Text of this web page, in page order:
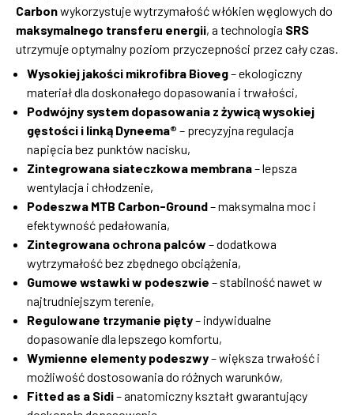
Carbonwykorzystuje wytrzymałość włókien węglowych do
maksymalnego transferu energii, a technologia SRS
utrzymuje optymalny poziom przyczepności przez cały czas.
Wysokiej jakości mikrofibra Bioveg– ekologiczny
materiał dla doskonałego dopasowania i trwałości,
Podwójny system dopasowania z żywicą wysokiej
gęstości i linką Dyneema® – precyzyjna regulacja
napięcia bez punktów nacisku,
Zintegrowana siateczkowa membrana– lepsza
wentylacja i chłodzenie,
Podeszwa MTB Carbon-Ground– maksymalna moc i
efektywność pedałowania,
Zintegrowana ochrona palców – dodatkowa
wytrzymałość bez zbędnego obciążenia,
Gumowe wstawki w podeszwie – stabilność nawet w
najtrudniejszym terenie,
Regulowane trzymanie pięty– indywidualne
dopasowanie dla lepszego komfortu,
Wymienne elementy podeszwy– większa trwałość i
możliwość dostosowania do różnych warunków,
Fitted as a Sidi– anatomiczny kształt gwarantujący